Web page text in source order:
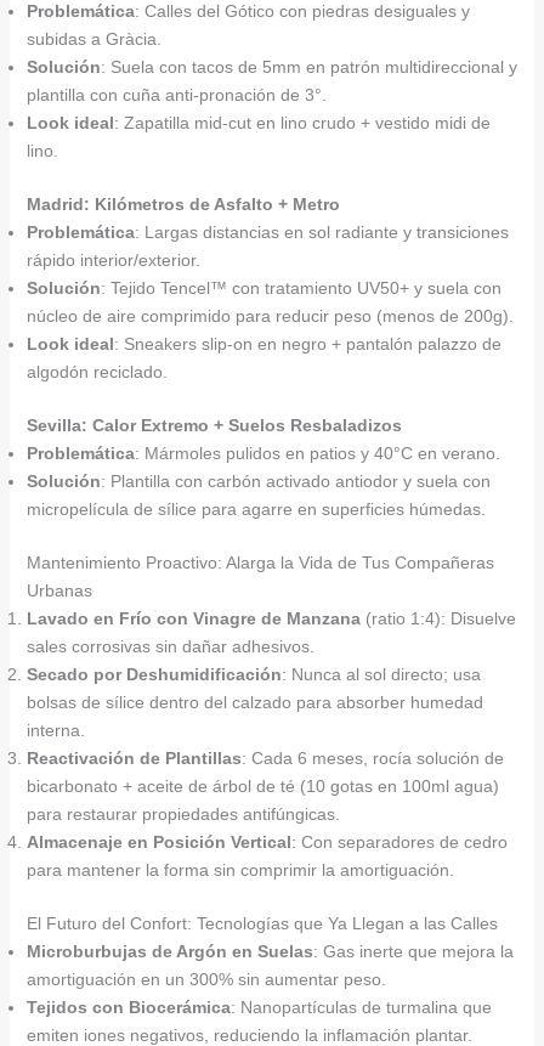
Problemática: Calles del Gótico con piedras desiguales y
subidas a Gràcia.
Solución: Suela con tacos de 5mm en patrón multidireccional y
plantilla con cuña anti-pronación de 3°.
Look ideal: Zapatilla mid-cut en lino crudo + vestido midi de
lino.
Madrid: Kilómetros de Asfalto + Metro
Problemática: Largas distancias en sol radiante y transiciones
rápido interior/exterior.
Solución: Tejido Tencel™ con tratamiento UV50+ y suela con
núcleo de aire comprimido para reducir peso (menos de 200g).
Look ideal: Sneakers slip-on en negro + pantalón palazzo de
algodón reciclado.
Sevilla: Calor Extremo + Suelos Resbaladizos
Problemática: Mármoles pulidos en patios y 40°C en verano.
Solución: Plantilla con carbón activado antiodor y suela con
micropelícula de sílice para agarre en superficies húmedas.
Mantenimiento Proactivo: Alarga la Vida de Tus Compañeras
Urbanas
Lavado en Frío con Vinagre de Manzana(ratio 1:4): Disuelve
sales corrosivas sin dañar adhesivos.
Secado por Deshumidificación: Nunca al sol directo; usa
bolsas de sílice dentro del calzado para absorber humedad
interna.
Reactivación de Plantillas: Cada 6 meses, rocía solución de
bicarbonato + aceite de árbol de té (10 gotas en 100ml agua)
para restaurar propiedades antifúngicas.
Almacenaje en Posición Vertical: Con separadores de cedro
para mantener la forma sin comprimir la amortiguación.
El Futuro del Confort: Tecnologías que Ya Llegan a las Calles
Microburbujas de Argón en Suelas: Gas inerte que mejora la
amortiguación en un 300% sin aumentar peso.
Tejidos con Biocerámica: Nanopartículas de turmalina que
emiten iones negativos, reduciendo la inflamación plantar.